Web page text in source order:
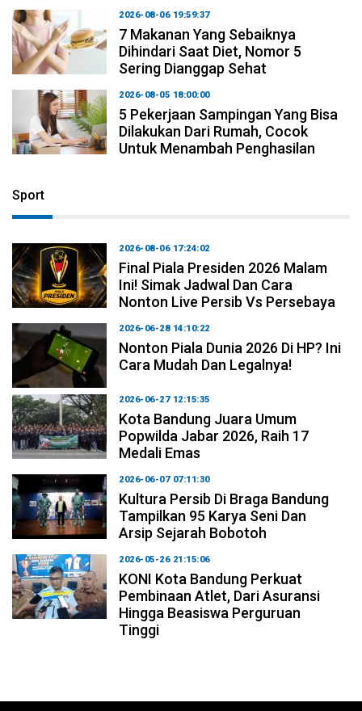
2026-08-06 19:59:37
7 Makanan Yang Sebaiknya
Dihindari Saat Diet, Nomor 5
Sering Dianggap Sehat
2026-08-05 18:00:00
5 Pekerjaan Sampingan Yang Bisa
Dilakukan Dari Rumah, Cocok
Untuk Menambah Penghasilan
Sport
2026-08-06 17:24:02
Final Piala Presiden 2026 Malam
Ini! Simak Jadwal Dan Cara
Nonton Live Persib Vs Persebaya
2026-06-28 14:10:22
Nonton Piala Dunia 2026 Di HP? Ini
Cara Mudah Dan Legalnya!
2026-06-27 12:15:35
Kota Bandung Juara Umum
Popwilda Jabar 2026, Raih 17
Medali Emas
2026-06-07 07:11:30
Kultura Persib Di Braga Bandung
Tampilkan 95 Karya Seni Dan
Arsip Sejarah Bobotoh
2026-05-26 21:15:06
KONI Kota Bandung Perkuat
Pembinaan Atlet, Dari Asuransi
Hingga Beasiswa Perguruan
Tinggi